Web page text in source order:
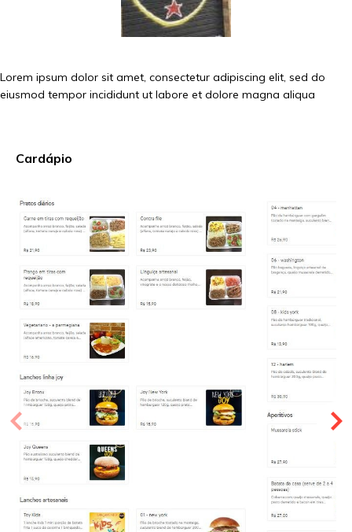
Lorem ipsum dolor sit amet, consectetur adipiscing elit, sed do
eiusmod tempor incididunt ut labore et dolore magna aliqua
Cardápio